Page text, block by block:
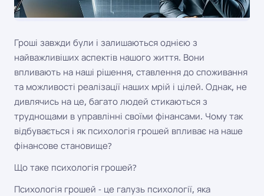
Гроші завжди були і залишаються однією з
найважливіших аспектів нашого життя. Вони
впливають на наші рішення, ставлення до споживання
та можливості реалізації наших мрій і цілей. Однак, не
дивлячись на це, багато людей стикаються з
труднощами в управлінні своїми фінансами. Чому так
відбувається і як психологія грошей впливає на наше
фінансове становище?
Що таке психологія грошей?
Психологія грошей - це галузь психології, яка